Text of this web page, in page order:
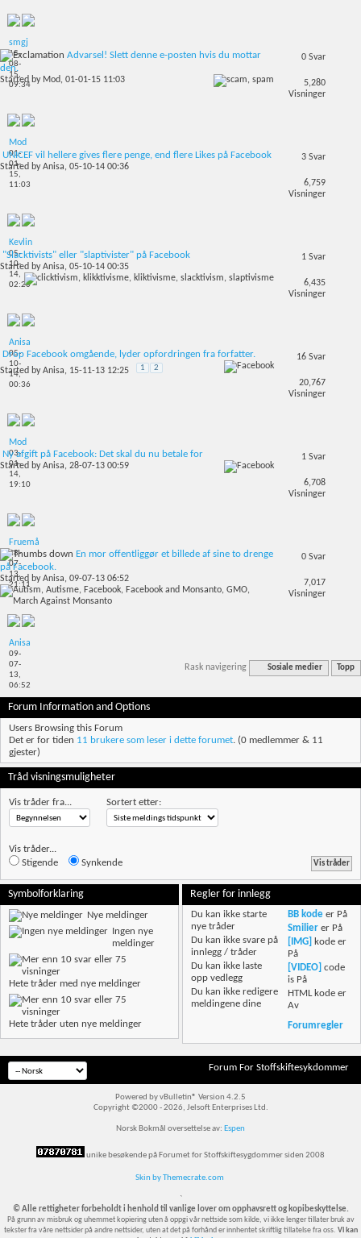
smgj
15-
08-
15,
09:34
Advarsel! Slett denne e-posten hvis du mottar
den.
Started by Mod, 01-01-15 11:03
0 Svar
5,280
Visninger
Mod
01-
01-
15,
11:03
UNICEF vil hellere gives flere penge, end flere Likes på Facebook
Started byAnisa, 05-10-14 00:36
3 Svar
6,759
Visninger
Kevlin
05-
10-
14,
02:20
"Slacktivists" eller "slaptivister" på Facebook
Started byAnisa, 05-10-14 00:35
1 Svar
6,435
Visninger
Anisa
05-
10-
14,
00:36
Drop Facebook omgående, lyder opfordringen fra forfatter.
Started byAnisa, 15-11-13 12:25 1 2
16 Svar
20,767
Visninger
Mod
03-
01-
14,
19:10
Ny afgift på Facebook: Det skal du nu betale for
Started byAnisa, 28-07-13 00:59
1 Svar
6,708
Visninger
Fruemå
28-
07-
13,
21:11
En mor offentliggør et billede af sine to drenge
på Facebook.
Started byAnisa, 09-07-13 06:52
0 Svar
7,017
Visninger
Anisa
09-
07-
13,
06:52
Rask navigering Sosiale medier Topp
Forum Information and Options
Users Browsing this Forum
Det er for tiden 11 brukere som leser i dette forumet. (0 medlemmer & 11
gjester)
Tråd visningsmuligheter
Vis tråder fra... Sortert etter:
Vis tråder...
Stigende
Synkende
Symbolforklaring
Nye meldinger
Ingen nye
meldinger
Hete tråder med nye meldinger
Hete tråder uten nye meldinger
Regler for innlegg
Du kan ikke starte
nye tråder
Du kan ikke svare på
innlegg / tråder
Du kan ikke laste
opp vedlegg
Du kan ikke redigere
meldingene dine
BB kode er På
Smilier er På
[IMG]
kode er
På
[VIDEO] code
is På
HTML kode er
Av
Forumregler
Forum For Stoffskiftesykdommer
Powered by vBulletin® Version 4.2.5
Copyright ©2000 - 2026, Jelsoft Enterprises Ltd.
Norsk Bokmål oversettelse av: Espen
unike besøkende på Forumet for Stoffskiftesygdommer siden 2008
Skin by Themecrate.com
`
© Alle rettigheter forbeholdt i henhold til vanlige lover om opphavsrett og kopibeskyttelse.
På grunn av misbruk og uhemmet kopiering uten å oppgi vår nettside som kilde, vi ikke lenger tillater bruk av
tekster fra våre nettsider på andre nettsider, uten at det på forhånd er innhentet skriftlig tillatelse fra oss. Vi kan